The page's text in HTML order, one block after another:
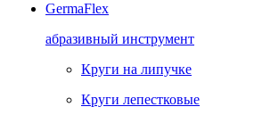
GermaFlex
абразивный инструмент
Круги на липучке
Круги лепестковые